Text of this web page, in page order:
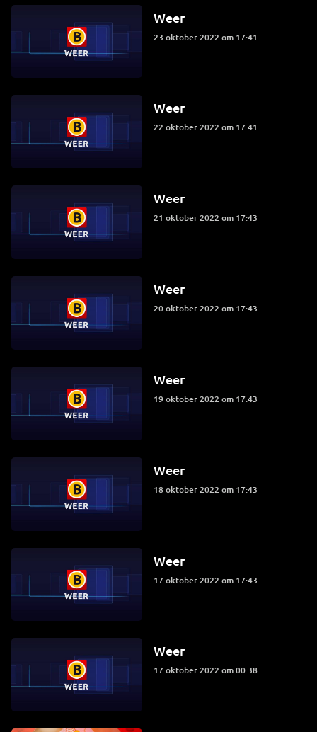
Weer
23 oktober 2022 om 17:41
Weer
22 oktober 2022 om 17:41
Weer
21 oktober 2022 om 17:43
Weer
20 oktober 2022 om 17:43
Weer
19 oktober 2022 om 17:43
Weer
18 oktober 2022 om 17:43
Weer
17 oktober 2022 om 17:43
Weer
17 oktober 2022 om 00:38